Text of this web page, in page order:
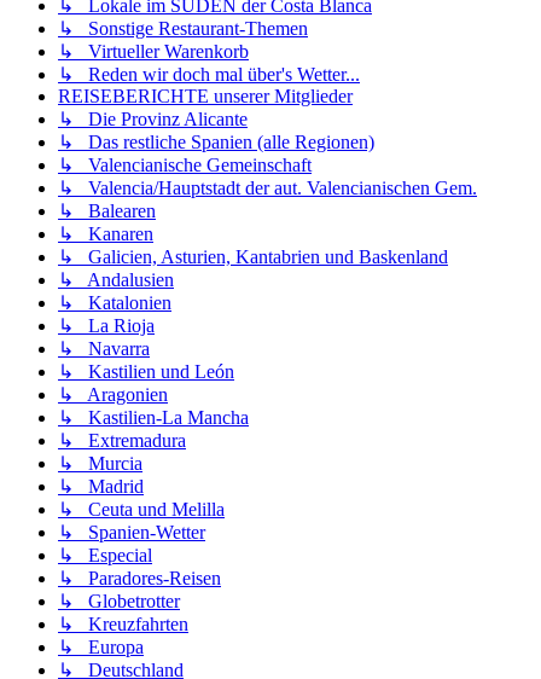
↳ Lokale im SÜDEN der Costa Blanca
↳ Sonstige Restaurant-Themen
↳ Virtueller Warenkorb
↳ Reden wir doch mal über's Wetter...
REISEBERICHTE unserer Mitglieder
↳ Die Provinz Alicante
↳ Das restliche Spanien (alle Regionen)
↳ Valencianische Gemeinschaft
↳ Valencia/Hauptstadt der aut. Valencianischen Gem.
↳ Balearen
↳ Kanaren
↳ Galicien, Asturien, Kantabrien und Baskenland
↳ Andalusien
↳ Katalonien
↳ La Rioja
↳ Navarra
↳ Kastilien und León
↳ Aragonien
↳ Kastilien-La Mancha
↳ Extremadura
↳ Murcia
↳ Madrid
↳ Ceuta und Melilla
↳ Spanien-Wetter
↳ Especial
↳ Paradores-Reisen
↳ Globetrotter
↳ Kreuzfahrten
↳ Europa
↳ Deutschland